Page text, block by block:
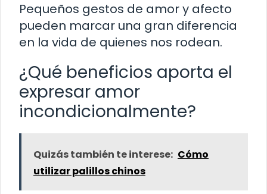
Pequeños gestos de amor y afecto
pueden marcar una gran diferencia
en la vida de quienes nos rodean.
¿Qué beneficios aporta el
expresar amor
incondicionalmente?
Quizás también te interese: Cómo
utilizar palillos chinos